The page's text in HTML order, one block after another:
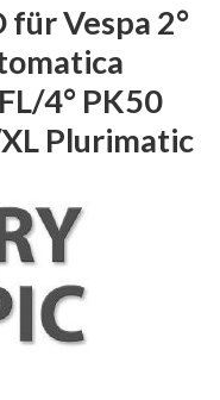
für Vespa 2°
4° PK50
Plurimatic